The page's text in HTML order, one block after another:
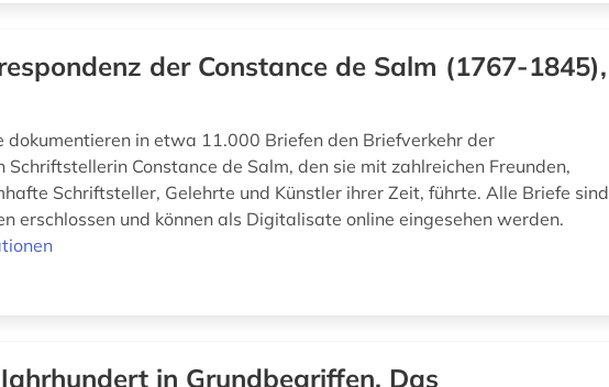
der Constance de Salm (1767-1845),
dokumentieren in etwa 11.000 Briefen den Briefverkehr der
Schriftstellerin Constance de Salm, den sie mit zahlreichen Freunden,
Schriftsteller, Gelehrte und Künstler ihrer Zeit, führte. Alle Briefe sind
erschlossen und können als Digitalisate online eingesehen werden.
in Grundbegriffen, Das